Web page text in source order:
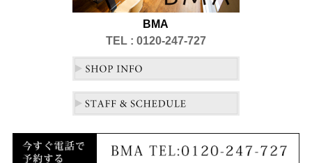
BMA
TEL : 0120-247-727